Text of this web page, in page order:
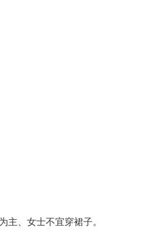
主、女士不宜穿裙子。